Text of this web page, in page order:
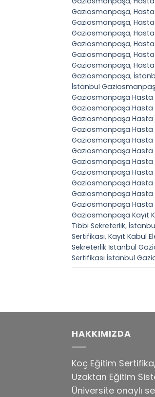
Gaziosmanpaşa,
Gaziosmanpaşa,
Gaziosmanpaşa,
Gaziosmanpaşa,
Gaziosmanpaşa,
Gaziosmanpaşa,
Gaziosmanpaşa,
İstanbul
Gaziosmanpaşa Hasta
Gaziosmanpaşa Hasta
Gaziosmanpaşa Hasta
Gaziosmanpaşa Hasta
Gaziosmanpaşa Hasta
Gaziosmanpaşa Hasta
Gaziosmanpaşa Hasta
Gaziosmanpaşa Hasta
Gaziosmanpaşa Hasta
Gaziosmanpaşa Hasta
Gaziosmanpaşa Hasta
Gaziosmanpaşa Kayıt
Tıbbi Sekreterlik,
Sertifikası, Kayıt Kabul
Sekreterlik İstanbul
Sertifikası İstanbul
HAKKIMIZDA
Koç Eğitim Sertifika,
Uzaktan Eğitim
Üniversite onaylı